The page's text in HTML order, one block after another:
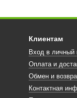
Клиентам
Вход в личный
Оплата и
Обмен и
Контактная